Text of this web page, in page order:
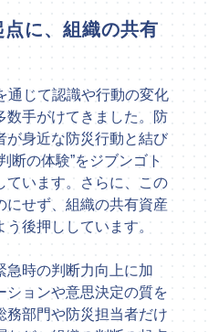
に、組織の共有
通じて認識や行動の変化
数手がけてきました。防
が身近な防災行動と結び
断の体験”をジブンゴト
ています。さらに、この
にせず、組織の共有資産
後押ししています。
急時の判断力向上に加
ションや意思決定の質を
務部門や防災担当者だけ